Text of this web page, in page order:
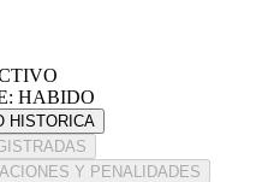
HABIDO
HISTORICA
Y PENALIDADES